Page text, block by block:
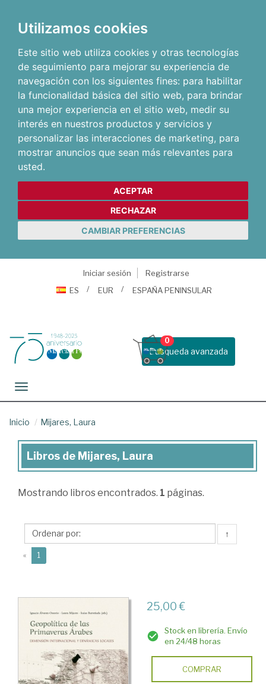
Utilizamos cookies
Este sitio web utiliza cookies y otras tecnologías
de seguimiento para mejorar su experiencia de
navegación con los siguientes fines: para habilitar
la funcionalidad básica del sitio web, para brindar
una mejor experiencia en el sitio web, medir su
interés en nuestros productos y servicios y
personalizar las interacciones de marketing, para
mostrar anuncios que sean más relevantes para
usted.
ACEPTAR
RECHAZAR
CAMBIAR PREFERENCIAS
Iniciar sesión
Registrarse
ES
EUR ESPAÑA PENINSULAR
Busqueda avanzada
0
Toggle navigation
Inicio Mijares, Laura
Libros
Mijares,
Libros de Mijares, Laura
Mostrando libros encontrados. 1 páginas.
↑
« 1
25,00 €
Stock en librería. Envío
en 24/48 horas
COMPRAR